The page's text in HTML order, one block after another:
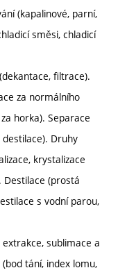
(kapalinové, parní,
směsi, chladicí
filtrace).
za normálního
horka). Separace
Druhy
krystalizace
Destilace (prostá
s vodní parou,
sublimace a
tání, index lomu,